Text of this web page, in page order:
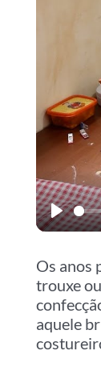
Play
Os anos
trouxe
aquele